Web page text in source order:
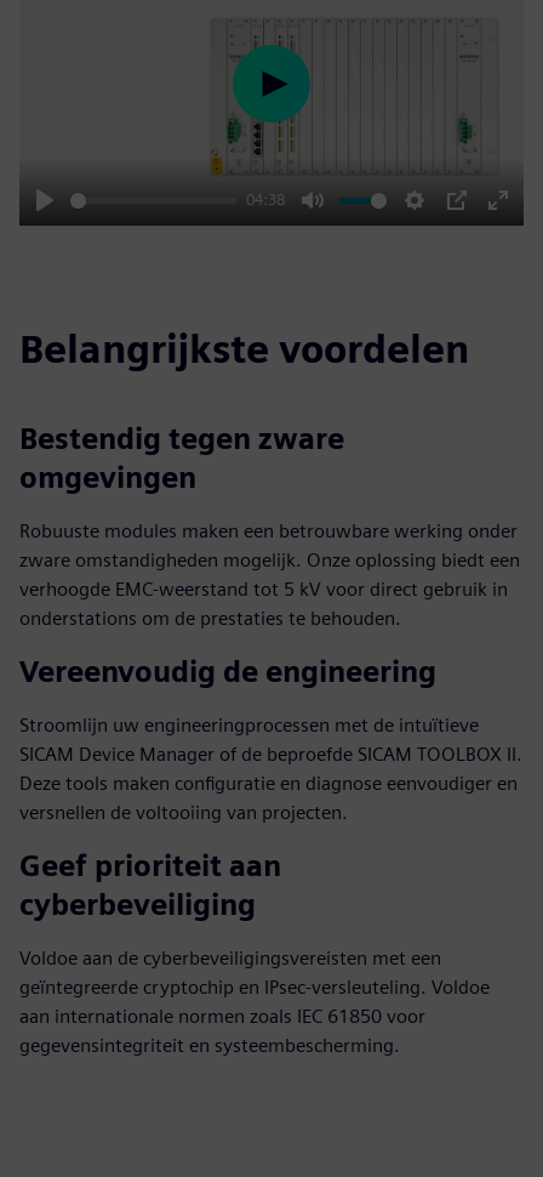
Play
04:38
Mute Settings
PIP
Enter
Play
Belangrijkste voordelen
Bestendig tegen zware
omgevingen
Robuuste modules maken een betrouwbare werking onder
zware omstandigheden mogelijk. Onze oplossing biedt een
verhoogde EMC-weerstand tot 5 kV voor direct gebruik in
onderstations om de prestaties te behouden.
Vereenvoudig de engineering
Stroomlijn uw engineeringprocessen met de intuïtieve
SICAM Device Manager of de beproefde SICAM TOOLBOX II.
Deze tools maken configuratie en diagnose eenvoudiger en
versnellen de voltooiing van projecten.
Geef prioriteit aan
cyberbeveiliging
Voldoe aan de cyberbeveiligingsvereisten met een
geïntegreerde cryptochip en IPsec-versleuteling. Voldoe
aan internationale normen zoals IEC 61850 voor
gegevensintegriteit en systeembescherming.